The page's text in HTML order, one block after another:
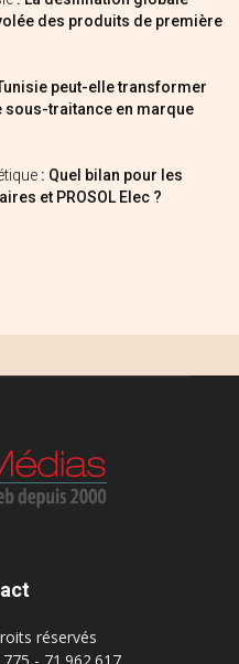
des produits de première
peut-elle transformer
sous-traitance en marque
: Quel bilan pour les
et PROSOL Elec ?
réservés